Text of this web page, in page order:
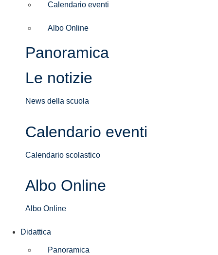
Calendario eventi
Albo Online
Panoramica
Le notizie
News della scuola
Calendario eventi
Calendario scolastico
Albo Online
Albo Online
Didattica
Panoramica